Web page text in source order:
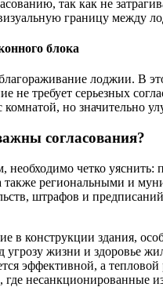
так как не
границу между
блока
лоджии. В
не требует серьезных
комнатой, но значительно
согласования?
четко
региональными и
штрафов и
в конструкции здания,
жизни и здоровье
эффективной, а
где